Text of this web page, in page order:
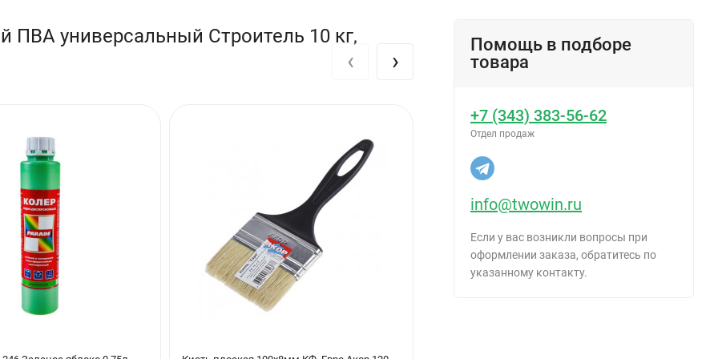
консервант, пеногаситель.
ПВА универсальный Строитель 10 кг,
‹ ›
Помощь в подборе
товара
+7 (343) 383-56-62
Отдел продаж
info@twowin.ru
Если у вас возникли вопросы при
оформлении заказа, обратитесь по
указанному контакту.